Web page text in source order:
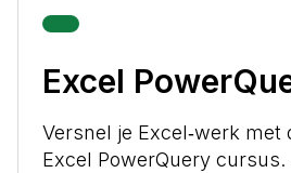
Excel
Versnel je Excel‑werk met
Excel PowerQuery cursus.